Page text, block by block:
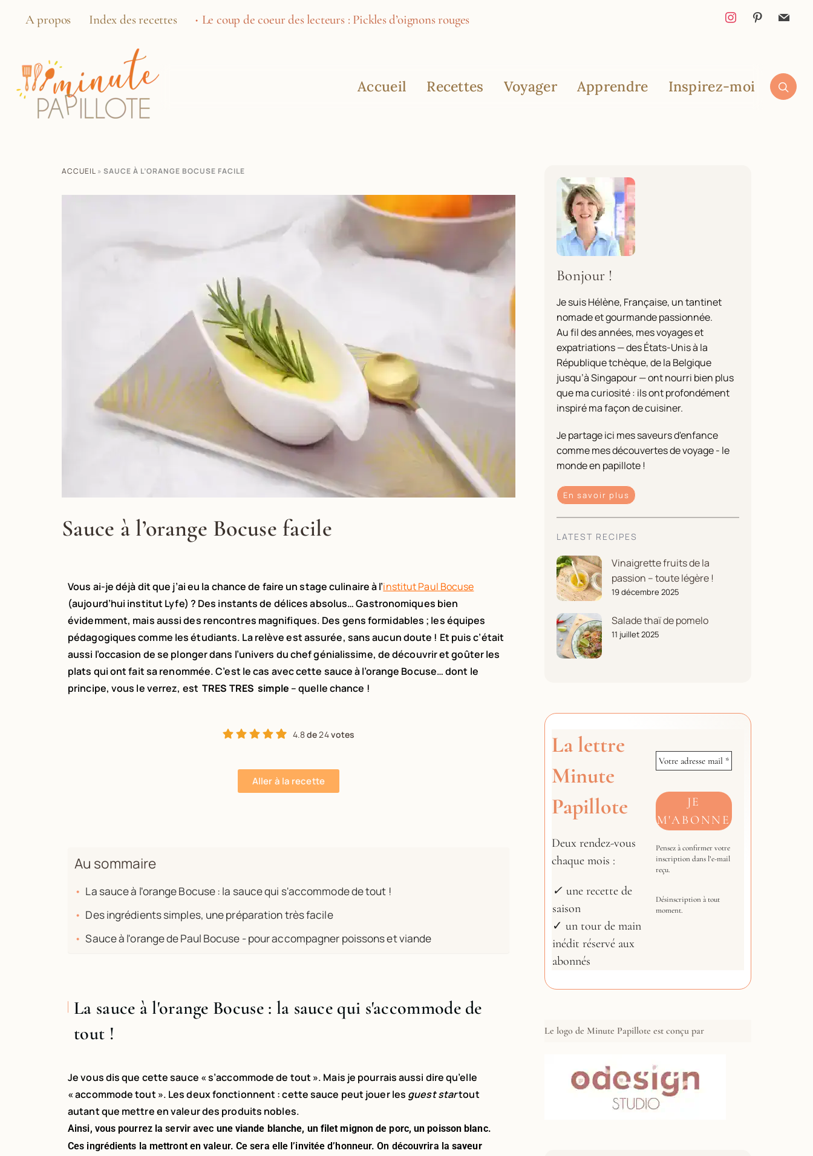
A propos Index des recettes Le coup de coeur des lecteurs : Pickles d’oignons rouges
Accueil Recettes Voyager Apprendre Inspirez-moi
ACCUEIL » SAUCE À L’ORANGE BOCUSE FACILE
Sauce à l’orange Bocuse facile
Vous ai-je déjà dit que j’ai eu la chance de faire un stage culinaire à l’institut Paul Bocuse
(aujourd’hui institut Lyfe) ? Des instants de délices absolus… Gastronomiques bien
évidemment, mais aussi des rencontres magnifiques. Des gens formidables ; les équipes
pédagogiques comme les étudiants. La relève est assurée, sans aucun doute ! Et puis c’était
aussi l’occasion de se plonger dans l’univers du chef génialissime, de découvrir et goûter les
plats qui ont fait sa renommée. C’est le cas avec cette sauce à l’orange Bocuse… dont le
principe, vous le verrez, est TRES TRES simple – quelle chance !
4.8de24votes
Aller à la recette
Au sommaire
La sauce à l'orange Bocuse : la sauce qui s'accommode de tout !
Des ingrédients simples, une préparation très facile
Sauce à l'orange de Paul Bocuse - pour accompagner poissons et viande
La sauce à l'orange Bocuse : la sauce qui s'accommode de
tout !
Je vous dis que cette sauce « s’accommode de tout ». Mais je pourrais aussi dire qu’elle
« accommode tout ». Les deux fonctionnent : cette sauce peut jouer les guest startout
autant que mettre en valeur des produits nobles.
Ainsi, vous pourrez la servir avec une viande blanche, un filet mignon de porc, un poisson blanc.
Ces ingrédients la mettront en valeur. Ce sera elle l’invitée d’honneur. On découvrira la saveur
Bonjour !
Je suis Hélène, Française, un tantinet
nomade et gourmande passionnée.
Au fil des années, mes voyages et
expatriations — des États-Unis à la
République tchèque, de la Belgique
jusqu’à Singapour — ont nourri bien plus
que ma curiosité : ils ont profondément
inspiré ma façon de cuisiner.
Je partage ici mes saveurs d'enfance
comme mes découvertes de voyage - le
monde en papillote !
En savoir plus
LATEST RECIPES
Vinaigrette fruits de la
passion – toute légère !
19 décembre 2025
Salade thaï de pomelo
11 juillet 2025
La lettre
Minute
Papillote
Deux rendez-vous
chaque mois :
✓ une recette de
saison
✓ un tour de main
inédit réservé aux
abonnés
Pensez à confirmer votre
inscription dans l’e-mail
reçu.
Désinscription à tout
moment.
Le logo de Minute Papillote est conçu par